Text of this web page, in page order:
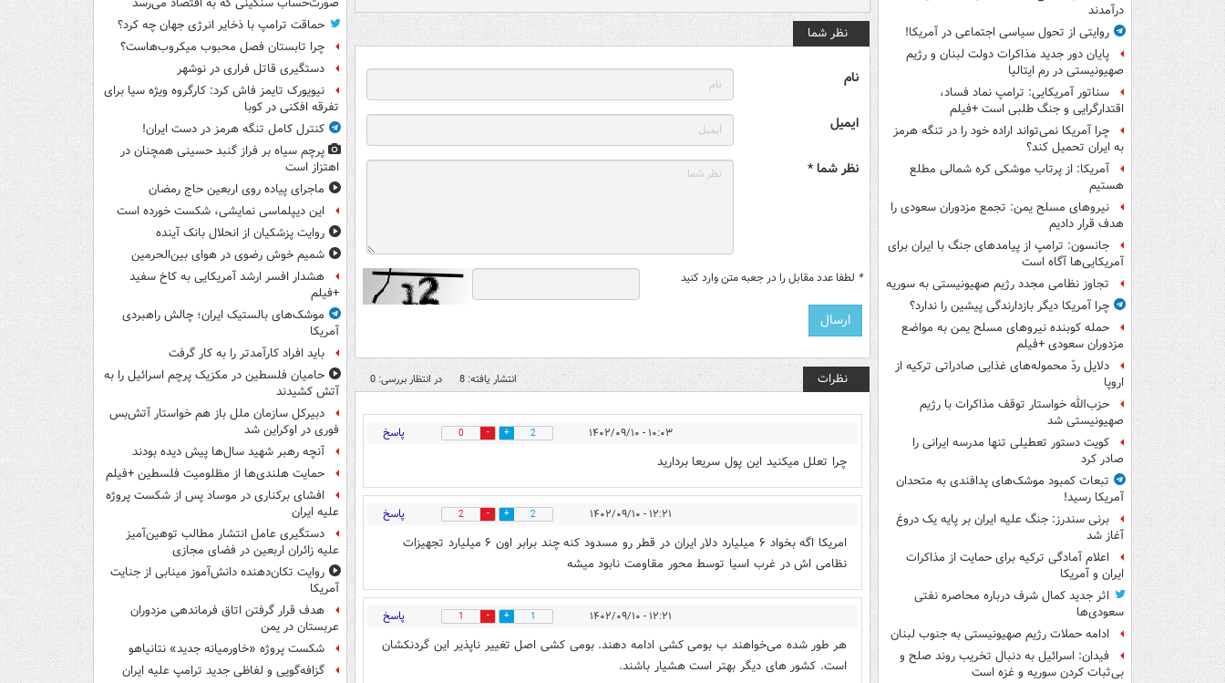
درآمدند
روایتی از تحول سیاسی اجتماعی در آمریکا!
پایان دور جدید مذاکرات دولت لبنان و رژیم
صهیونیستی در رم ایتالیا
سناتور آمریکایی: ترامپ نماد فساد،
اقتدارگرایی و جنگ طلبی است +فیلم
چرا آمریکا نمی‌تواند اراده خود را در تنگه هرمز
به ایران تحمیل کند؟
آمریکا: از پرتاب موشکی کره شمالی مطلع
هستیم
نیروهای مسلح یمن: تجمع مزدوران سعودی را
هدف قرار دادیم
جانسون: ترامپ از پیامدهای جنگ با ایران برای
آمریکایی‌ها آگاه است
تجاوز نظامی مجدد رژیم صهیونیستی به سوریه
چرا آمریکا دیگر بازدارندگی پیشین را ندارد؟
حمله کوبنده نیروهای مسلح یمن به مواضع
مزدوران سعودی +فیلم
دلایل ردّ محموله‌های غذایی صادراتی ترکیه از
اروپا
حزب‌الله خواستار توقف مذاکرات با رژیم
صهیونیستی شد
کویت دستور تعطیلی تنها مدرسه ایرانی را
صادر کرد
تبعات کمبود موشک‌های پدافندی به متحدان
آمریکا رسید!
برنی سندرز: جنگ علیه ایران بر پایه یک دروغ
آغاز شد
اعلام آمادگی ترکیه برای حمایت از مذاکرات
ایران و آمریکا
اثر جدید کمال شرف درباره محاصره نفتی
سعودی‌ها
ادامه حملات رژیم صهیونیستی به جنوب لبنان
فیدان: اسرائیل به دنبال تخریب روند صلح و
بی‌ثبات کردن سوریه و غزه است
نظر شما
نام
ایمیل
نظر شما *
* لطفا عدد مقابل را در جعبه متن وارد کنید
نظرات انتشار یافته: 8 در انتظار بررسی: 0
۱۰:۰۳ - ۱۴۰۲/۰۹/۱۰ 2
0 پاسخ
چرا تعلل میکنید این پول سریعا بردارید
۱۲:۲۱ - ۱۴۰۲/۰۹/۱۰ 2
2 پاسخ
امریکا اگه بخواد ۶ میلیارد دلار ایران در قطر رو مسدود کنه چند برابر اون ۶ میلیارد تجهیزات
نظامی اش در غرب اسیا توسط محور مقاومت نابود میشه
۱۲:۲۱ - ۱۴۰۲/۰۹/۱۰ 1
1 پاسخ
هر طور شده می‌خواهند ب بومی کشی ادامه دهند. بومی کشی اصل تغییر ناپذیر این گردنکشان
است. کشور های دیگر بهتر است هشیار باشند.
صورت‌حساب سنگینی که به اقتصاد می‌رسد
حماقت ترامپ با ذخایر انرژی جهان چه کرد؟
چرا تابستان فصل محبوب میکروب‌هاست؟
دستگیری قاتل فراری در نوشهر
نیویورک تایمز فاش کرد: کارگروه ویژه سیا برای
تفرقه افکنی در کوبا
کنترل کامل تنگه هرمز در دست ایران!
پرچم سیاه بر فراز گنبد حسینی همچنان در
اهتزاز است
ماجرای پیاده روی اربعین حاج رمضان
این دیپلماسی نمایشی، شکست خورده است
روایت پزشکیان از انحلال بانک آینده
شمیم خوش رضوی در هوای بین‌الحرمین
هشدار افسر ارشد آمریکایی به کاخ سفید
+فیلم
موشک‌های بالستیک ایران؛ چالش راهبردی
آمریکا
باید افراد کارآمدتر را به کار گرفت
حامیان فلسطین در مکزیک پرچم اسرائیل را به
آتش کشیدند
دبیرکل سازمان ملل باز هم خواستار آتش‌بس
فوری در اوکراین شد
آنچه رهبر شهید سال‌ها پیش دیده بودند
حمایت هلندی‌ها از مظلومیت فلسطین +فیلم
افشای برکناری در موساد پس از شکست پروژه
علیه ایران
دستگیری عامل انتشار مطالب توهین‌آمیز
علیه زائران اربعین در فضای مجازی
روایت تکان‌دهنده دانش‌آموز مینابی از جنایت
آمریکا
هدف قرار گرفتن اتاق‌ فرماندهی مزدوران
عربستان در یمن
شکست پروژه «خاورمیانه جدید» نتانیاهو
گزافه‌گویی و لفاظی جدید ترامپ علیه ایران